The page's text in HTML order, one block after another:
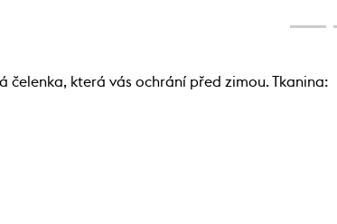
čelenka, která vás ochrání před zimou. Tkanina: